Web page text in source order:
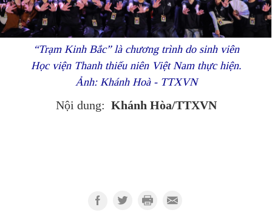
“Trạm Kinh Bắc” là chương trình do sinh viên
Học viện Thanh thiếu niên Việt Nam thực hiện.
Ảnh: Khánh Hoà - TTXVN
Nội dung: Khánh Hòa/TTXVN